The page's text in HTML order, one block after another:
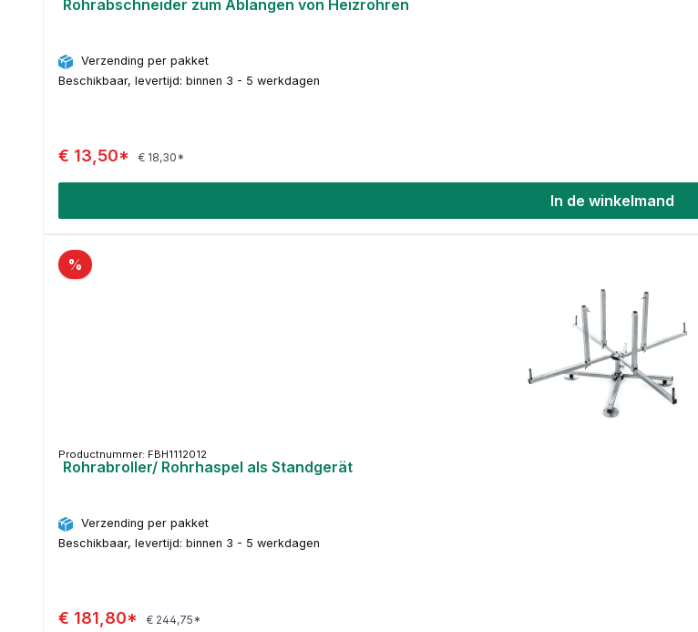
Rohrabschneider zum Ablängen von Heizrohren
Verzending per pakket
Beschikbaar, levertijd: binnen 3 - 5 werkdagen
€ 13,50* € 18,30*
In de winkelmand
%
Productnummer: FBH1112012
Rohrabroller/ Rohrhaspel als Standgerät
Verzending per pakket
Beschikbaar, levertijd: binnen 3 - 5 werkdagen
€ 181,80* € 244,75*